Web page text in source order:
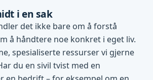
i en sak
det ikke bare om å forstå
å håndtere noe konkret i eget liv.
spesialiserte ressurser vi gjerne
du en sivil tvist med en